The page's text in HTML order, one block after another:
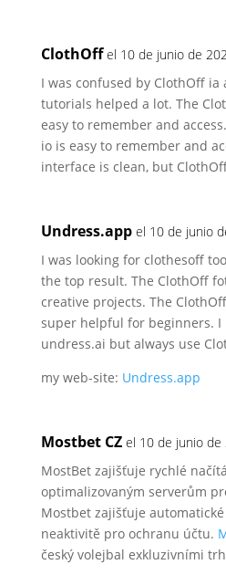
ClothOff el 10 de junio de
I was confused by ClothOff
tutorials helped a lot. The
easy to remember and access.
io is easy to remember and
interface is clean, but
Undress.app el 10 de junio
I was looking for clothesoff
the top result. The ClothOff
creative projects. The
super helpful for beginners. I
undress.ai but always use
my web-site: Undress.app
Mostbet CZ el 10 de junio de
MostBet zajišťuje rychlé
optimalizovaným serverům
Mostbet zajišťuje
neaktivitě pro ochranu účtu.
českývolejbal exkluzivními